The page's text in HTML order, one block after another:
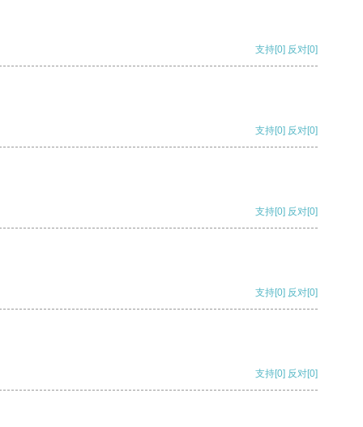
支持[0] 反对[0]
支持[0] 反对[0]
支持[0] 反对[0]
支持[0] 反对[0]
支持[0] 反对[0]